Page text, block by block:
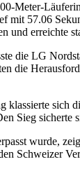
Meter-
mit 57.06
und erreichte
die LG
die
klassierte sich
Sieg
wurde,
Schweizer